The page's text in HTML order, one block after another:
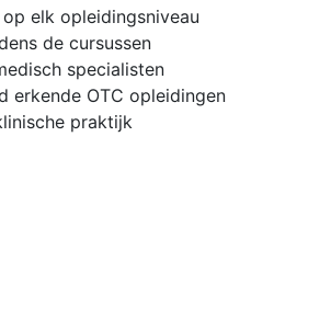
elk opleidingsniveau
de cursussen
specialisten
OTC opleidingen
praktijk